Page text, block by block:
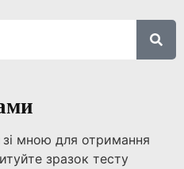
зі мною для отримання
зразок тесту